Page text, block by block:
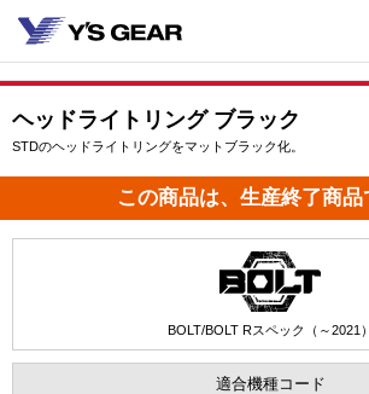
ヘッドライトリング ブラック
STDのヘッドライトリングをマットブラック化。
この商品は、生産終了商品
BOLT/BOLT Rスペック（～2021）
適合機種コード